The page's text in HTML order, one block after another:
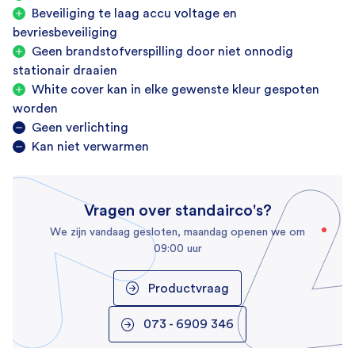
Zwart
Afstandsbediening
Meegeleverd in doos
Afstandbediening, Instructie boekje, Montageset
Beveiliging te laag accu voltage en
bevriesbeveiliging
Geen brandstofverspilling door niet onnodig
stationair draaien
White cover kan in elke gewenste kleur gespoten
worden
Geen verlichting
Kan niet verwarmen
Vragen over standairco's?
We zijn vandaag gesloten, maandag openen we om
09:00 uur
Productvraag
073 - 6909 346